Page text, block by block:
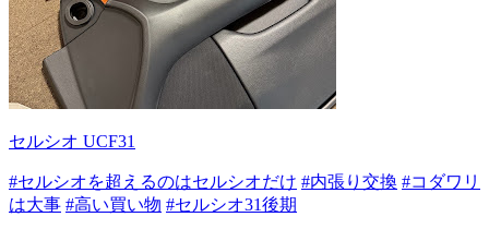
セルシオ UCF31
#セルシオを超えるのはセルシオだけ #内張り交換 #コダワリ
は大事 #高い買い物 #セルシオ31後期